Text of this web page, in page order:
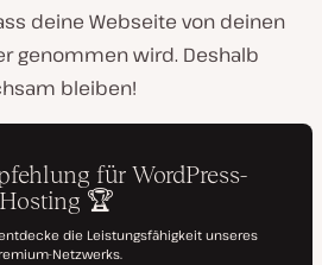
deine Webseite von deinen
genommen wird. Deshalb
bleiben!